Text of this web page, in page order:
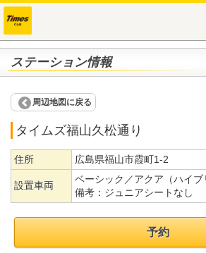
ステーション情報
周辺地図に戻る
タイムズ福山久松通り
住所 広島県福山市霞町1-2
設置車両
ベーシック／アクア（ハイブ
備考： ジュニアシートなし
予約